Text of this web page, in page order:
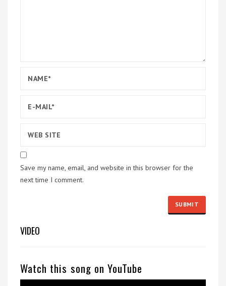
Save my name, email, and website in this browser for the
next time I comment.
VIDEO
Watch this song on YouTube